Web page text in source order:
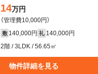
14万円
（管理費10,000円）
敷 140,000円 礼 140,000円
2階 / 3LDK / 56.65㎡
物件詳細を見る